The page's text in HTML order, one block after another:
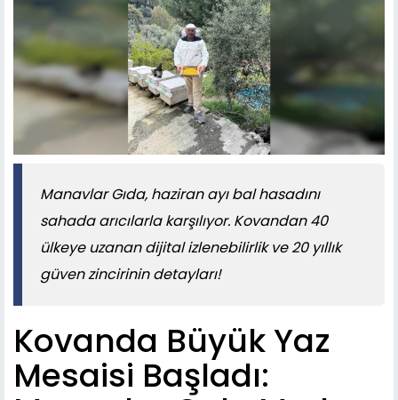
Manavlar Gıda, haziran ayı bal hasadını
sahada arıcılarla karşılıyor. Kovandan 40
ülkeye uzanan dijital izlenebilirlik ve 20 yıllık
güven zincirinin detayları!
Kovanda Büyük Yaz
Mesaisi Başladı: